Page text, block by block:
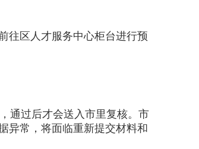
往区人才服务中心柜台进行预
通过后才会送入市里复核。市
异常，将面临重新提交材料和